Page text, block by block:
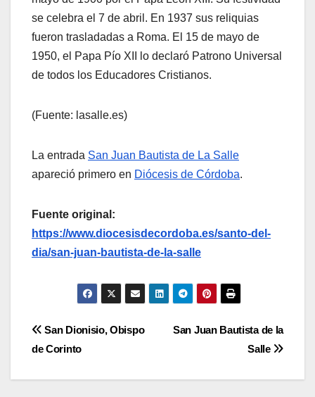
se celebra el 7 de abril. En 1937 sus reliquias
fueron trasladadas a Roma. El 15 de mayo de
1950, el Papa Pío XII lo declaró Patrono Universal
de todos los Educadores Cristianos.
(Fuente: lasalle.es)
La entrada San Juan Bautista de La Salle
apareció primero en Diócesis de Córdoba.
Fuente original:
https://www.diocesisdecordoba.es/santo-del-
dia/san-juan-bautista-de-la-salle
Navegación
San Juan Bautista de la
Salle
San Dionisio, Obispo
de Corinto